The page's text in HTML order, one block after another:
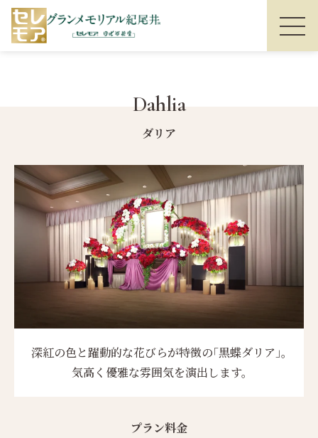
Dahlia
ダリア
深紅の色と躍動的な花びらが特徴の「黒蝶ダリア」。
気高く優雅な雰囲気を演出します。
プラン料金